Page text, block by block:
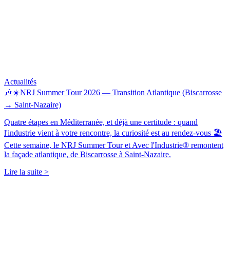
Actualités
🎶☀️NRJ Summer Tour 2026 — Transition Atlantique (Biscarrosse
→ Saint-Nazaire)
Quatre étapes en Méditerranée, et déjà une certitude : quand
l'industrie vient à votre rencontre, la curiosité est au rendez-vous 🏖️
Cette semaine, le NRJ Summer Tour et Avec l'Industrie® remontent
la façade atlantique, de Biscarrosse à Saint-Nazaire.
Lire la suite >